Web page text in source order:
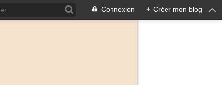
Connexion + Créer mon blog